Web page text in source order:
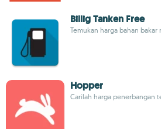
Billig Tanken Free
Temukan harga bahan
Hopper
Carilah harga penerbangan